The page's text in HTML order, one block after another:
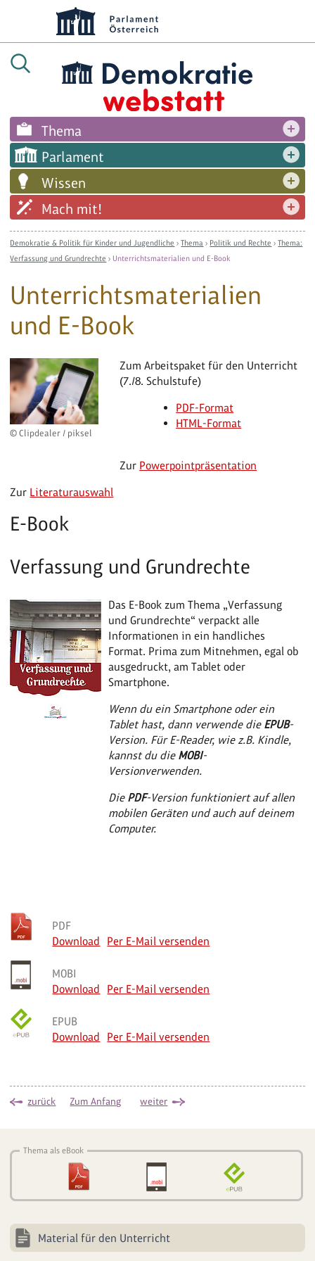
Thema
Parlament
Wissen
Mach mit!
Demokratie & Politik für Kinder und Jugendliche ›Thema › Politik und Rechte ›Thema:
Verfassung und Grundrechte › Unterrichtsmaterialien und E-Book
Unterrichtsmaterialien
und E-Book
© Clipdealer / piksel
Zum Arbeitspaket für den Unterricht
(7./8. Schulstufe)
PDF-Format
HTML-Format
Zur Powerpointpräsentation
Zur Literaturauswahl
E-Book
Verfassung und Grundrechte
Das E-Book zum Thema „Verfassung
und Grundrechte“ verpackt alle
Informationen in ein handliches
Format. Prima zum Mitnehmen, egal ob
ausgedruckt, am Tablet oder
Smartphone.
Wenn du ein Smartphone oder ein
Tablet hast, dann verwende die EPUB-
Version. Für E-Reader, wie z.B. Kindle,
kannst du die MOBI-
Versionverwenden.
Die PDF-Version funktioniert auf allen
mobilen Geräten und auch auf deinem
Computer.
PDF
Download
Per E-Mail versenden
MOBI
Download
Per E-Mail versenden
EPUB
Download
Per E-Mail versenden
zurück Zum Anfang weiter
Thema als eBook
Material für den Unterricht